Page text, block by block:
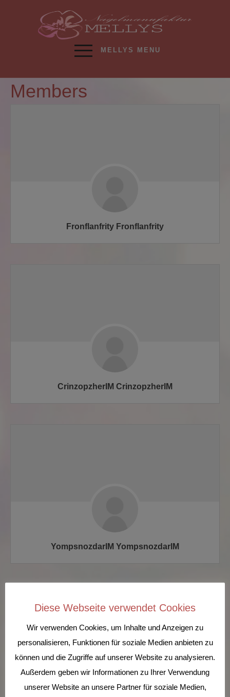
MELLYS MENU
Members
Fronflanfrity Fronflanfrity
CrinzopzherIM CrinzopzherIM
YompsnozdarIM YompsnozdarIM
Diese Webseite verwendet Cookies
Wir verwenden Cookies, um Inhalte und Anzeigen zu
personalisieren, Funktionen für soziale Medien anbieten zu
können und die Zugriffe auf unserer Website zu analysieren.
Außerdem geben wir Informationen zu Ihrer Verwendung
unserer Website an unsere Partner für soziale Medien,